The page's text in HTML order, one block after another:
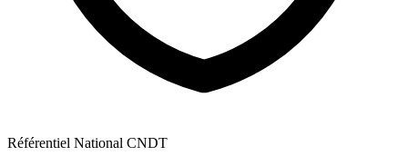
Référentiel National CNDT